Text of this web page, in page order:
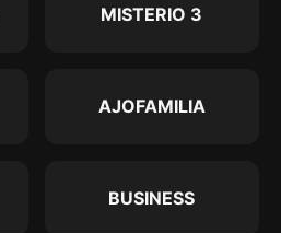
MISTERIO 3
AJOFAMILIA
BUSINESS